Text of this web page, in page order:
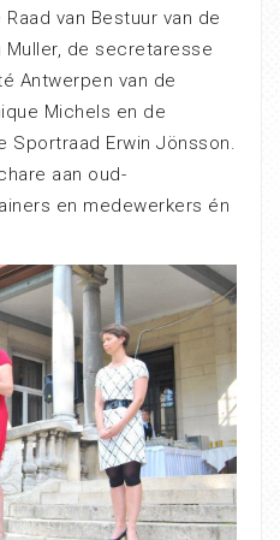
van Bestuur van de
Muller, de secretaresse
Antwerpen van de
Michels en de
Sportraad Erwin Jönsson.
aan oud-
en medewerkers én